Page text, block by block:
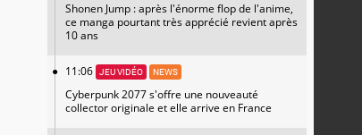
Shonen Jump : après l'énorme flop de l'anime,
ce manga pourtant très apprécié revient après
10 ans
11:06 JEU VIDÉO NEWS
Cyberpunk 2077 s'offre une nouveauté
collector originale et elle arrive en France